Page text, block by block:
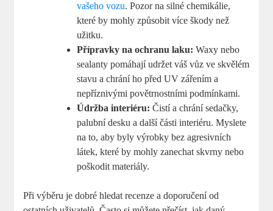
vašeho vozu. Pozor na silné chemikálie,
které by mohly způsobit více škody než
užitku.
Přípravky na ochranu laku: Waxy nebo
sealanty pomáhají udržet váš vůz ve skvělém
stavu a chrání ho před UV zářením a
nepříznivými povětrnostními podmínkami.
Údržba interiéru: Čistí a chrání sedačky,
palubní desku a další části interiéru. Myslete
na to, aby byly výrobky bez agresivních
látek, které by mohly zanechat skvrny nebo
poškodit materiály.
Při výběru je dobré hledat recenze a doporučení od